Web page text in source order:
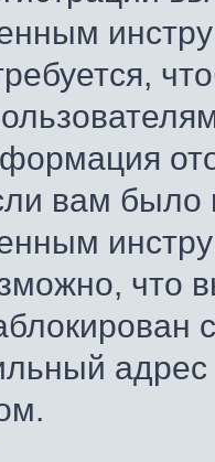
вам
что
адрес